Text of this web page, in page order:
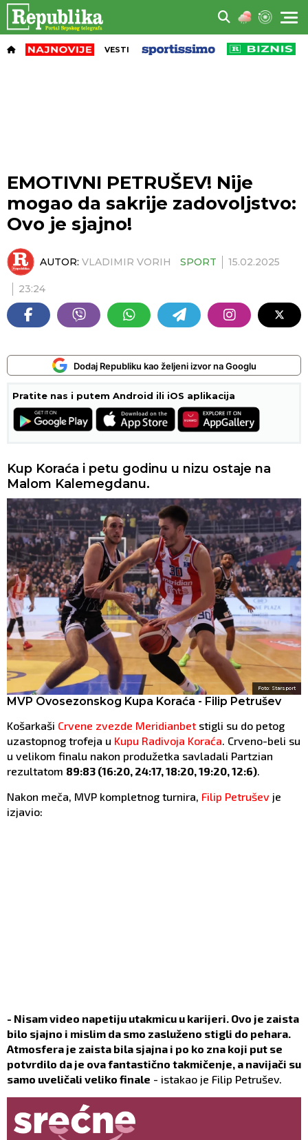
VESTI
EMOTIVNI PETRUŠEV! Nije
mogao da sakrije zadovoljstvo:
Ovo je sjajno!
AUTOR: VLADIMIR VORIH SPORT 15.02.2025
23:24
Dodaj Republiku kao željeni izvor na Googlu
Pratite nas i putem Android ili iOS aplikacija
Kup Koraća i petu godinu u nizu ostaje na
Malom Kalemegdanu.
Foto: Starsport
MVP Ovosezonskog Kupa Koraća - Filip Petrušev
Košarkaši Crvene zvezde Meridianbet stigli su do petog
uzastopnog trofeja u Kupu Radivoja Koraća. Crveno-beli su
u velikom finalu nakon produžetka savladali Partzian
rezultatom 89:83 (16:20, 24:17, 18:20, 19:20, 12:6).
Nakon meča, MVP kompletnog turnira, Filip Petrušev je
izjavio:
- Nisam video napetiju utakmicu u karijeri. Ovo je zaista
bilo sjajno i mislim da smo zasluženo stigli do pehara.
Atmosfera je zaista bila sjajna i po ko zna koji put se
potvrdilo da je ova fantastično takmičenje, a navijači su
samo uveličali veliko finale - istakao je Filip Petrušev.